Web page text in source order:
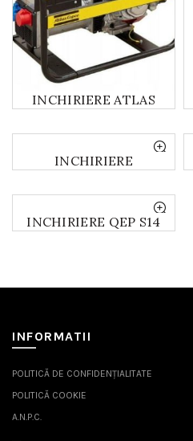
INCHIRIERE ATLAS
(GENERATOR CU
APARAT DE SUDURA
INCLUS)
INCHIRIERE
48HV (VIBRATOR
BETON LANCE 48MM)
INCHIRIERE QEP S14
INFORMATII
POLITICĂ DE CONFIDENȚIALITATE
POLITICĂ COOKIE
A.N.P.C.